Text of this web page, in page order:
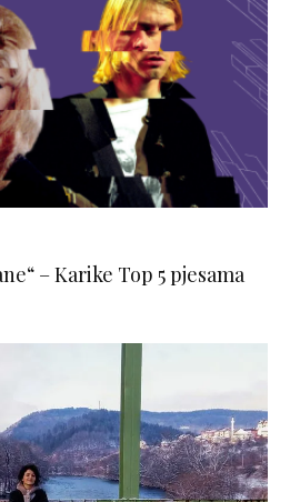
– Karike Top 5 pjesama